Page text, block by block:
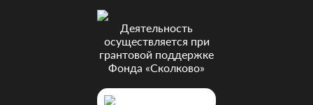
Деятельность
осуществляется при
грантовой поддержке
Фонда «Сколково»